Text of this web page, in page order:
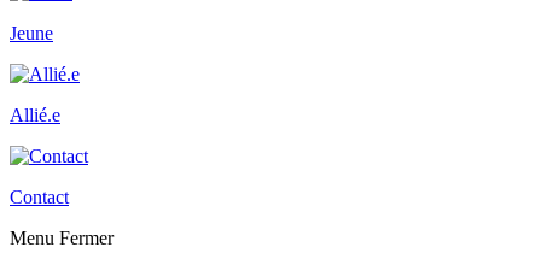
Jeune
Allié.e
Contact
Menu Fermer